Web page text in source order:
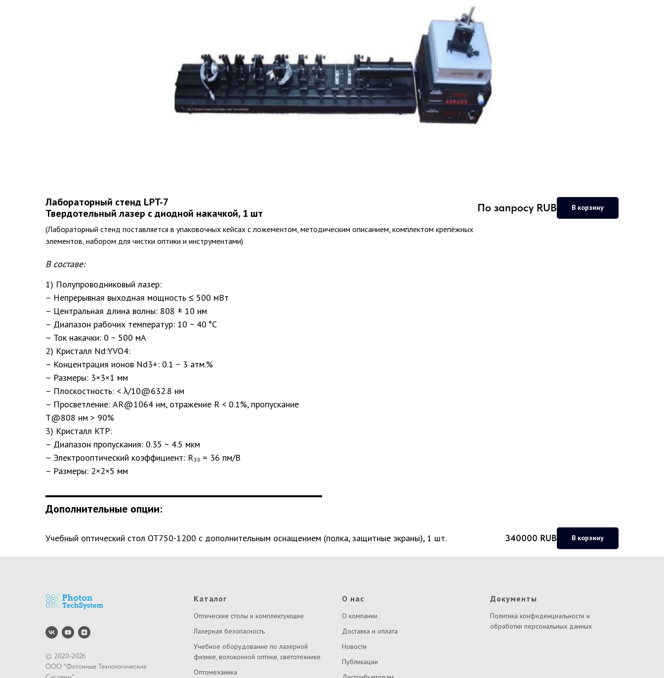
Лабораторный стенд LPT-7
Твердотельный лазер с диодной накачкой, 1 шт
По запросу RUB В корзину
(Лабораторный стенд поставляется в упаковочных кейсах с ложементом, методическим описанием, комплектом крепёжных
элементов, набором для чистки оптики и инструментами)
В составе:
1) Полупроводниковый лазер:
– Непрерывная выходная мощность ≤ 500 мВт
– Центральная длина волны: 808 ± 10 нм
– Диапазон рабочих температур: 10 ~ 40 °C
– Ток накачки: 0 ~ 500 мА
2) Кристалл Nd:YVO4:
– Концентрация ионов Nd3+: 0.1 ~ 3 атм.%
– Размеры: 3×3×1 мм
– Плоскостность: < λ/10@632.8 нм
– Просветление: AR@1064 нм, отражение R < 0.1%, пропускание
T@808 нм > 90%
3) Кристалл KTP:
– Диапазон пропускания: 0.35 ~ 4.5 мкм
– Электрооптический коэффициент: R₃₃ = 36 пм/В
– Размеры: 2×2×5 мм
Дополнительные опции:
Учебный оптический стол ОТ750-1200 с дополнительным оснащением (полка, защитные экраны), 1 шт. 340000 RUB В корзину
© 2020-2026
ООО "Фотонные Технологические
Каталог
Оптические столы и комплектующие
Лазерная безопасность
Учебное оборудование по лазерной
физике, волоконной оптике, светотехнике
Оптомеханика
О нас
О компании
Доставка и оплата
Новости
Публикации
Документы
Политика конфиденциальности и
обработки персональных данных